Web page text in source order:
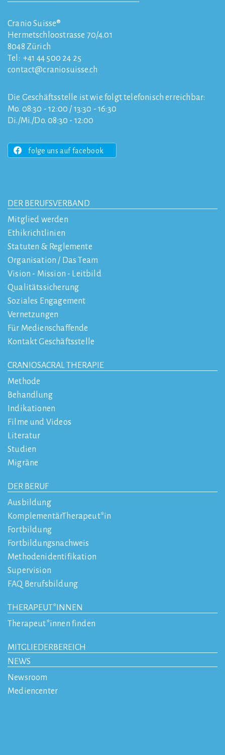
Cranio Suisse®
Hermetschloostrasse 70/4.01
8048 Zürich
Tel: +41 44 500 24 25
contact
craniosuisse.ch
Die Geschäftsstelle ist wie folgt telefonisch erreichbar:
Mo. 08:30 - 12:00 / 13:30 - 16:30
Di./Mi./Do. 08:30 - 12:00
folge uns auf facebook
DER BERUFSVERBAND
Mitglied werden
Ethikrichtlinien
Statuten & Reglemente
Organisation / Das Team
Vision - Mission - Leitbild
Qualitätssicherung
Soziales Engagement
Vernetzungen
Für Medienschaffende
Kontakt Geschäftsstelle
CRANIOSACRAL THERAPIE
Methode
Behandlung
Indikationen
Filme und Videos
Literatur
Studien
Migräne
DER BERUF
Ausbildung
KomplementärTherapeut*in
Fortbildung
Fortbildungsnachweis
Methodenidentifikation
Supervision
FAQ Berufsbildung
THERAPEUT*INNEN
Therapeut*innen finden
MITGLIEDERBEREICH
NEWS
Newsroom
Mediencenter